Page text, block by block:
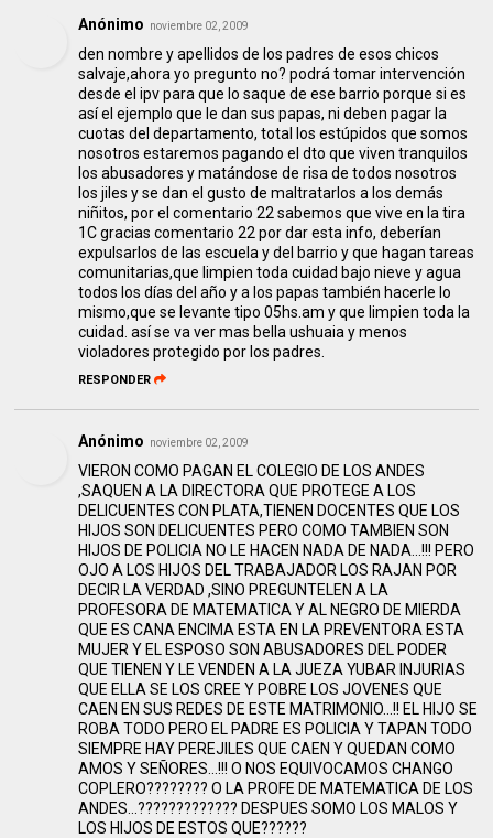
Anónimo noviembre 02, 2009
den nombre y apellidos de los padres de esos chicos
salvaje,ahora yo pregunto no? podrá tomar intervención
desde el ipv para que lo saque de ese barrio porque si es
así el ejemplo que le dan sus papas, ni deben pagar la
cuotas del departamento, total los estúpidos que somos
nosotros estaremos pagando el dto que viven tranquilos
los abusadores y matándose de risa de todos nosotros
los jiles y se dan el gusto de maltratarlos a los demás
niñitos, por el comentario 22 sabemos que vive en la tira
1C gracias comentario 22 por dar esta info, deberían
expulsarlos de las escuela y del barrio y que hagan tareas
comunitarias,que limpien toda cuidad bajo nieve y agua
todos los días del año y a los papas también hacerle lo
mismo,que se levante tipo 05hs.am y que limpien toda la
cuidad. así se va ver mas bella ushuaia y menos
violadores protegido por los padres.
RESPONDER
Anónimo noviembre 02, 2009
VIERON COMO PAGAN EL COLEGIO DE LOS ANDES
,SAQUEN A LA DIRECTORA QUE PROTEGE A LOS
DELICUENTES CON PLATA,TIENEN DOCENTES QUE LOS
HIJOS SON DELICUENTES PERO COMO TAMBIEN SON
HIJOS DE POLICIA NO LE HACEN NADA DE NADA...!!! PERO
OJO A LOS HIJOS DEL TRABAJADOR LOS RAJAN POR
DECIR LA VERDAD ,SINO PREGUNTELEN A LA
PROFESORA DE MATEMATICA Y AL NEGRO DE MIERDA
QUE ES CANA ENCIMA ESTA EN LA PREVENTORA ESTA
MUJER Y EL ESPOSO SON ABUSADORES DEL PODER
QUE TIENEN Y LE VENDEN A LA JUEZA YUBAR INJURIAS
QUE ELLA SE LOS CREE Y POBRE LOS JOVENES QUE
CAEN EN SUS REDES DE ESTE MATRIMONIO...!! EL HIJO SE
ROBA TODO PERO EL PADRE ES POLICIA Y TAPAN TODO
SIEMPRE HAY PEREJILES QUE CAEN Y QUEDAN COMO
AMOS Y SEÑORES...!!! O NOS EQUIVOCAMOS CHANGO
COPLERO???????? O LA PROFE DE MATEMATICA DE LOS
ANDES...????????????? DESPUES SOMO LOS MALOS Y
LOS HIJOS DE ESTOS QUE??????